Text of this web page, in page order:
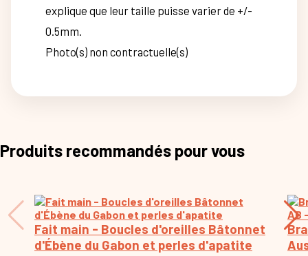
explique que leur taille puisse varier de +/-
0.5mm.
Photo(s) non contractuelle(s)
Produits recommandés pour vous
Fait main - Boucles d'oreilles Bâtonnet
d'Ébène du Gabon et perles d'apatite